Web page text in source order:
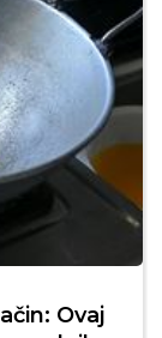
Ovaj